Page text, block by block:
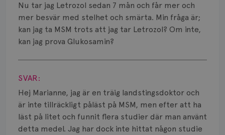
Nu tar jag Letrozol sedan 7 mån och får mer och
mer besvär med stelhet och smärta. Min fråga är;
kan jag ta MSM trots att jag tar Letrozol? Om inte,
kan jag prova Glukosamin?
Visa svar
SVAR:
Hej Marianne, jag är en träig landstingsdoktor och
är inte tillräckligt påläst på MSM, men efter att ha
läst på litet och funnit flera studier där man använt
detta medel. Jag har dock inte hittat någon studie
Knöl
Läkemedel
Typ av bröstcancer
Smärta
Prognos
Risker